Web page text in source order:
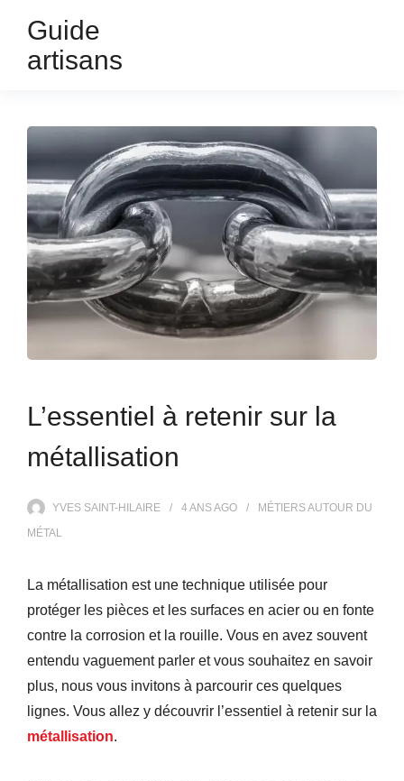
Guide
artisans
L’essentiel à retenir sur la
métallisation
YVES SAINT-HILAIRE 4 ANSAGO
MÉTIERS AUTOUR DU
MÉTAL
La métallisation est une technique utilisée pour
protéger les pièces et les surfaces en acier ou en fonte
contre la corrosion et la rouille. Vous en avez souvent
entendu vaguement parler et vous souhaitez en savoir
plus, nous vous invitons à parcourir ces quelques
lignes. Vous allez y découvrir l’essentiel à retenir sur la
métallisation.